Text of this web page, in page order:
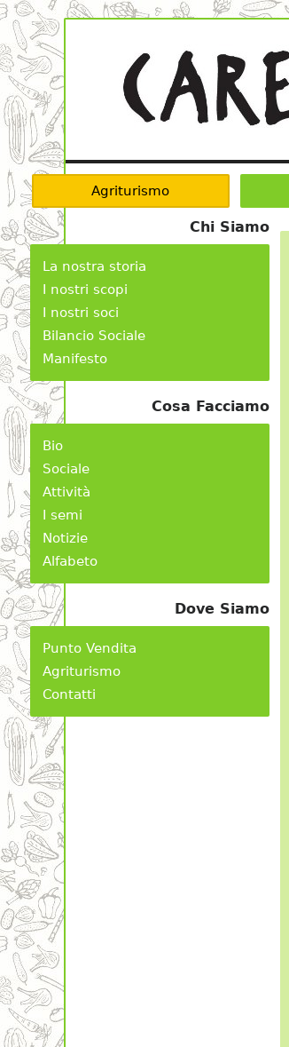
Agriturismo
Chi Siamo
La nostra storia
I nostri scopi
I nostri soci
Bilancio Sociale
Manifesto
Cosa Facciamo
Bio
Sociale
Attività
I semi
Notizie
Alfabeto
Dove Siamo
Punto Vendita
Agriturismo
Contatti